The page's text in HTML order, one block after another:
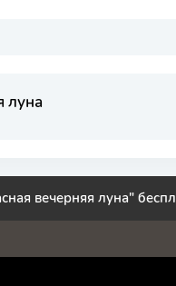
луна
вечерняя луна"